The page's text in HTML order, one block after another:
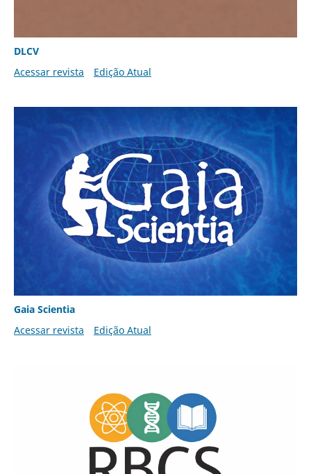
DLCV
Acessar revista
Edição Atual
Gaia Scientia
Acessar revista
Edição Atual